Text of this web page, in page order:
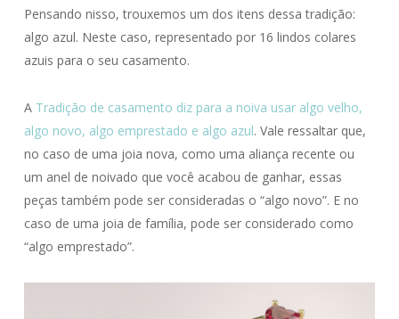
Pensando nisso, trouxemos um dos itens dessa tradição:
algo azul. Neste caso, representado por 16 lindos colares
azuis para o seu casamento.
A Tradição de casamento diz para a noiva usar algo velho,
algo novo, algo emprestado e algo azul. Vale ressaltar que,
no caso de uma joia nova, como uma aliança recente ou
um anel de noivado que você acabou de ganhar, essas
peças também pode ser consideradas o “algo novo”. E no
caso de uma joia de família, pode ser considerado como
“algo emprestado”.